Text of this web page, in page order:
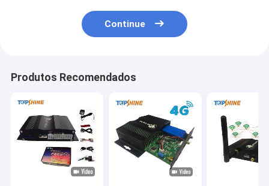
Continue
Produtos Recomendados